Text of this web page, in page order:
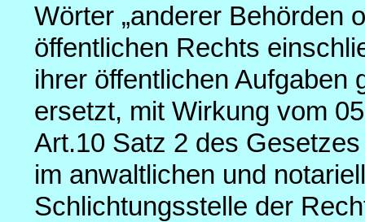
Wörter „anderer Behörden
öffentlichen Rechts
ihrer öffentlichen Aufgaben
ersetzt, mit Wirkung vom
Art.10 Satz 2 des
im anwaltlichen und
Schlichtungsstelle der